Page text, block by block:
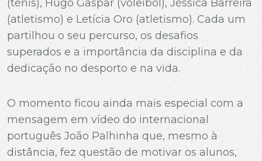
(ténis), Hugo Gaspar (voleibol), Jéssica Barreira
(atletismo) e Letícia Oro (atletismo). Cada um
partilhou o seu percurso, os desafios
superados e a importância da disciplina e da
dedicação no desporto e na vida.
O momento ficou ainda mais especial com a
mensagem em vídeo do internacional
português João Palhinha que, mesmo à
distância, fez questão de motivar os alunos,